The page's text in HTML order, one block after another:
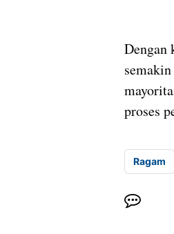
Dengan
proses
Ragam